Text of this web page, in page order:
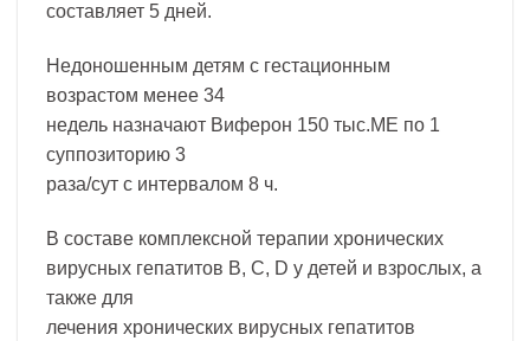
составляет 5 дней.
Недоношенным детям с гестационным
возрастом менее 34
недель назначают Виферон 150 тыс.МЕ по 1
суппозиторию 3
раза/сут с интервалом 8 ч.
В составе комплексной терапии хронических
вирусных гепатитов B, C, D у детей и взрослых, а
также для
лечения хронических вирусных гепатитов